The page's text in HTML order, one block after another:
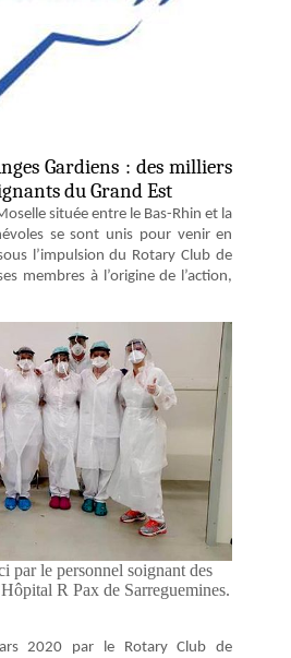
Gardiens : des milliers
du Grand Est
située entre le Bas-Rhin et la
se sont unis pour venir en
l’impulsion du Rotary Club de
membres à l’origine de l’action,
par le personnel soignant des
R Pax de Sarreguemines.
2020 par le Rotary Club de